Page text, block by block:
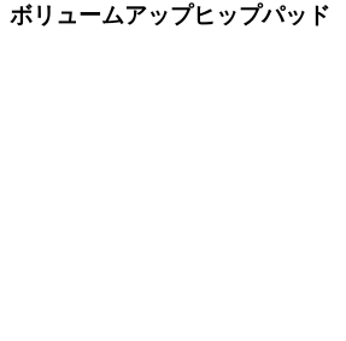
ボリュームアップヒップパッド